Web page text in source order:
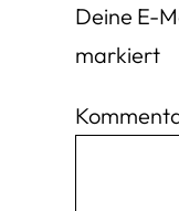
Deine E-
markiert